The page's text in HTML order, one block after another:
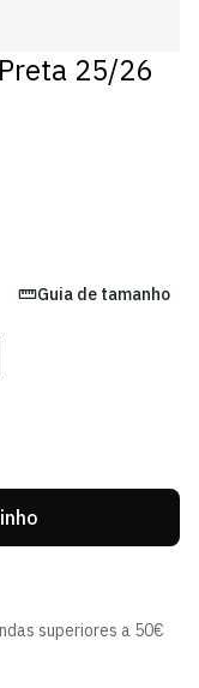
25/26
Guia de tamanho
superiores a 50€